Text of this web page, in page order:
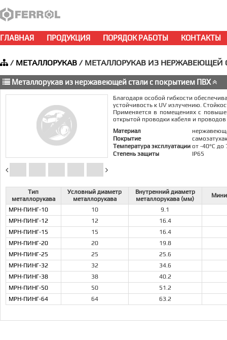
ГЛАВНАЯ ПРОДУКЦИЯ ПОРЯДОК РАБОТЫ КОНТАКТЫ
/ МЕТАЛЛОРУКАВ / МЕТАЛЛОРУКАВ ИЗ НЕРЖАВЕЮЩЕЙ
Металлорукав из нержавеющей стали с покрытием ПВХ
Благодаря особой гибкости
устойчивость к UV излучению.
Применяется в помещениях с
открытой проводки кабеля и
Материал
Покрытие
Температура эксплуатации от -40°С до
Степень защиты
IP65
Тип
металлорукава
Условный диаметр
металлорукава
Внутренний диаметр
металлорукава (мм)
МРН-ПИНГ-10
10
9.1
МРН-ПИНГ-12
12
16.4
МРН-ПИНГ-15
15
16.4
МРН-ПИНГ-20
20
19.8
МРН-ПИНГ-25
25
25.6
МРН-ПИНГ-32
32
34.6
МРН-ПИНГ-38
38
40.2
МРН-ПИНГ-50
50
51.2
МРН-ПИНГ-64
64 63.2